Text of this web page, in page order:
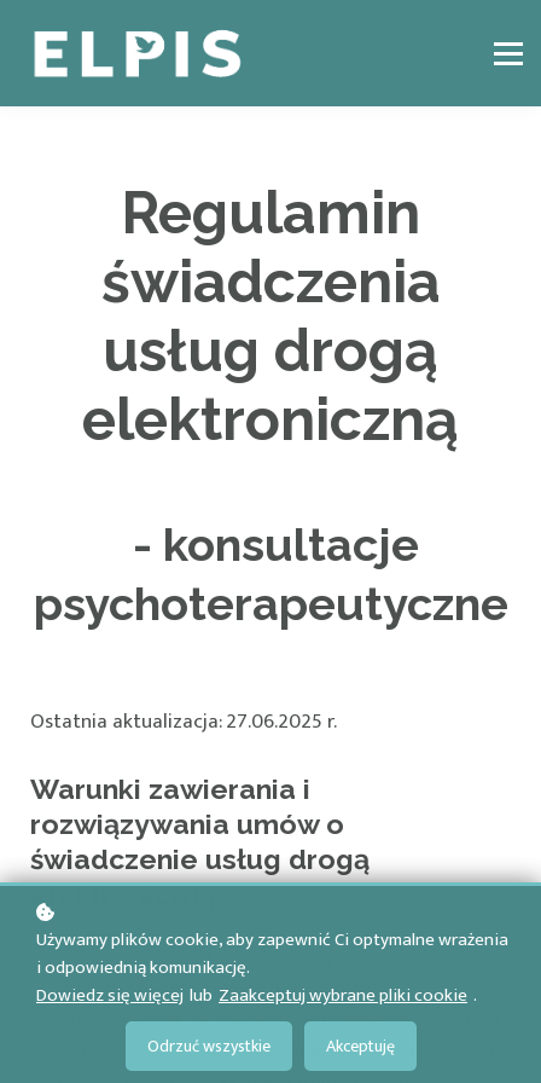
CZYM JEST CBT?
KONSULTACJE ONLINE
BLOG
ZALOGUJ SIĘ
Regulamin
świadczenia
usług drogą
elektroniczną
- konsultacje
psychoterapeutyczne
Ostatnia aktualizacja: 27.06.2025 r.
Warunki zawierania i
rozwiązywania umów o
świadczenie usług drogą
elektroniczną
1.Niniejszy Regulamin stanowi prawnie wiążącą
umowę zawartą między Tobą (dalej:
„Usługobiorca”) a JnM Rosko Ltd, z siedzibą Suite A
82 James Carter Road, Mildenhall, Bury St. Edmunds,
Używamy plików cookie, aby zapewnić Ci optymalne wrażenia
i odpowiednią komunikację.
Dowiedz się więcej lub Zaakceptuj wybrane pliki cookie .
Odrzuć wszystkie Akceptuję